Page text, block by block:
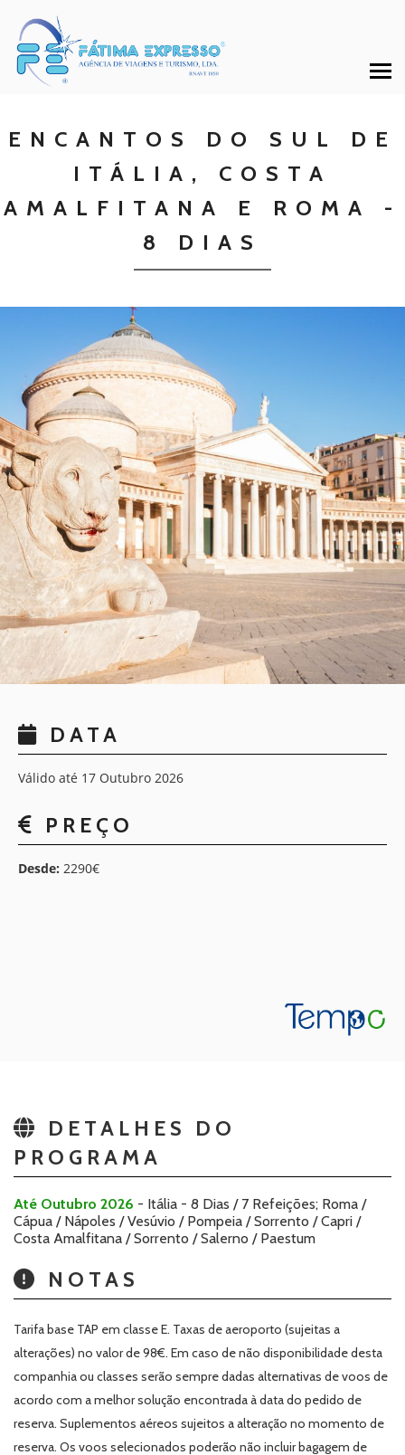
ENCANTOS DO SUL DE
ITÁLIA, COSTA
AMALFITANA E ROMA -
8 DIAS
DATA
Válido até 17 Outubro 2026
PREÇO
Desde: 2290€
DETALHES DO
PROGRAMA
Até Outubro 2026 - Itália - 8 Dias / 7 Refeições; Roma /
Cápua / Nápoles / Vesúvio / Pompeia / Sorrento / Capri /
Costa Amalfitana / Sorrento / Salerno / Paestum
NOTAS
Tarifa base TAP em classe E. Taxas de aeroporto (sujeitas a
alterações) no valor de 98€. Em caso de não disponibilidade desta
companhia ou classes serão sempre dadas alternativas de voos de
acordo com a melhor solução encontrada à data do pedido de
reserva. Suplementos aéreos sujeitos a alteração no momento de
reserva. Os voos selecionados poderão não incluir bagagem de